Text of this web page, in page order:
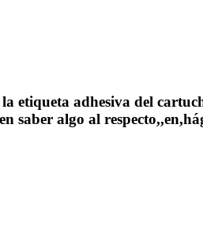
etiqueta adhesiva del
saber algo al